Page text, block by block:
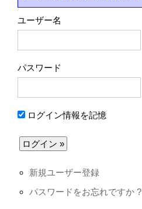
ユーザー名
パスワード
ログイン情報を記憶
新規ユーザー登録
パスワードをお忘れですか ?